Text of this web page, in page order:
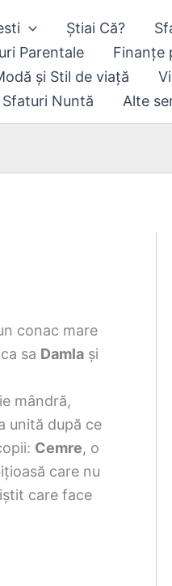
Știai Că?
Parentale Finanțe
și Stil de viață
Sfaturi Nuntă Alte
conac mare
sa Damla și
mândră,
unită după ce
Cemre, o
care nu
care face